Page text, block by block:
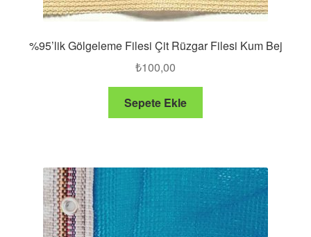
%95’lik Gölgeleme Filesi Çit Rüzgar Filesi Kum Bej
₺100,00
Sepete Ekle